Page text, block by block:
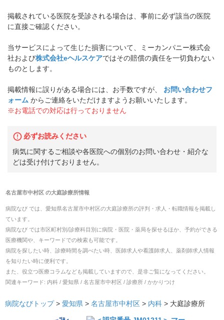
掲載されている医院を受診される場合は、事前に必ず該当の医院
に直接ご確認ください。
当サービスによって生じた損害について、ミーカンパニー株式会
社および株式会社eヘルスケアではその賠償の責任を一切負わない
ものとします。
掲載情報に誤りがある場合には、お手数ですが、
お問い合わせフ
ォーム からご連絡をいただけますようお願いいたします。
※お電話での対応は行っておりません
必ずお読みください
病気に関するご相談や各医院への個別のお問い合わせ・紹介な
どは受け付けておりません。
名古屋市中村区の大庭診療所情報
病院なび では、 愛知県名古屋市中村区の大庭診療所の評判・求人・転職情報を掲載し
ています。
病院なび では市区町村別/診療科目別に病院・医院・薬局を探せるほか、予約ができる
医療機関や、キーワードでの検索も可能です。
病院を探したい時、診療時間を調べたい時、医師求人や看護師求人、薬剤師求人情報
を知りたい時に便利です。
また、役立つ医療コラムなども掲載していますので、是非ご覧になってください。
関連キーワード: 内科 / 愛知県 / 名古屋市中村区 / 診療所 / かかりつけ
病院なびトップ > 愛知県 > 名古屋市中村区 > 内科 > 大庭診療所